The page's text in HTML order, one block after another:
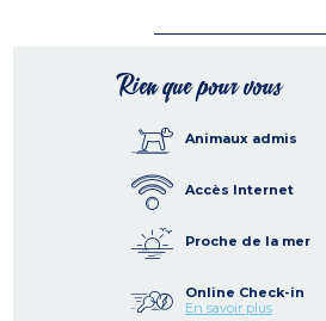
Rien que pour vous
Animaux admis
Accès Internet
Proche de la mer
Online Check-in
En savoir plus